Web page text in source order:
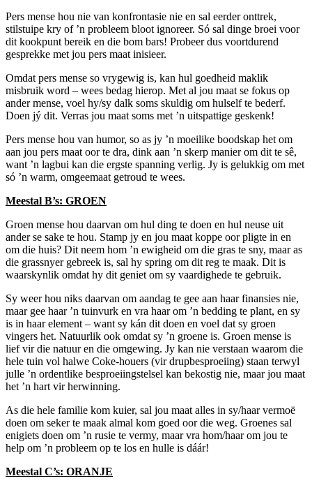
Pers mense hou nie van konfrontasie nie en sal eerder onttrek,
stilstuipe kry of ’n probleem bloot ignoreer. Só sal dinge broei voor
dit kookpunt bereik en die bom bars! Probeer dus voortdurend
gesprekke met jou pers maat inisieer.
Omdat pers mense so vrygewig is, kan hul goedheid maklik
misbruik word – wees bedag hierop. Met al jou maat se fokus op
ander mense, voel hy/sy dalk soms skuldig om hulself te bederf.
Doen jý dit. Verras jou maat soms met ’n uitspattige geskenk!
Pers mense hou van humor, so as jy ’n moeilike boodskap het om
aan jou pers maat oor te dra, dink aan ’n skerp manier om dit te sê,
want ’n lagbui kan die ergste spanning verlig. Jy is gelukkig om met
só ’n warm, omgeemaat getroud te wees.
Meestal B’s: GROEN
Groen mense hou daarvan om hul ding te doen en hul neuse uit
ander se sake te hou. Stamp jy en jou maat koppe oor pligte in en
om die huis? Dit neem hom ’n ewigheid om die gras te sny, maar as
die grassnyer gebreek is, sal hy spring om dit reg te maak. Dit is
waarskynlik omdat hy dit geniet om sy vaardighede te gebruik.
Sy weer hou niks daarvan om aandag te gee aan haar finansies nie,
maar gee haar ’n tuinvurk en vra haar om ’n bedding te plant, en sy
is in haar element – want sy kán dit doen en voel dat sy groen
vingers het. Natuurlik ook omdat sy ’n groene is. Groen mense is
lief vir die natuur en die omgewing. Jy kan nie verstaan waarom die
hele tuin vol halwe Coke-houers (vir drupbesproeiing) staan terwyl
julle ’n ordentlike besproeiingstelsel kan bekostig nie, maar jou maat
het ’n hart vir herwinning.
As die hele familie kom kuier, sal jou maat alles in sy/haar vermoë
doen om seker te maak almal kom goed oor die weg. Groenes sal
enigiets doen om ’n rusie te vermy, maar vra hom/haar om jou te
help om ’n probleem op te los en hulle is dáár!
Meestal C’s: ORANJE